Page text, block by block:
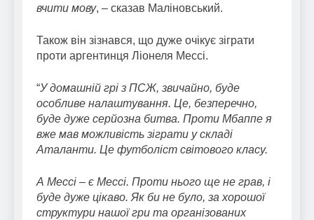
вчити мову, – сказав Маліновський.
Також він зізнався, що дуже очікує зіграти
проти аргентинця Ліонеля Мессі.
“У домашній грі з ПСЖ, звичайно, буде
особливе налаштування. Це, безперечно,
буде дуже серйозна битва. Проти Мбаппе я
вже мав можливість зіграти у складі
Аталанти. Це футболіст світового класу.
А Мессі – є Мессі. Проти нього ще не грав, і
буде дуже цікаво. Як би не було, за хорошої
структури нашої гри та організованих